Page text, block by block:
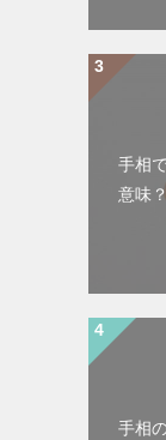
手相
意味？
手相